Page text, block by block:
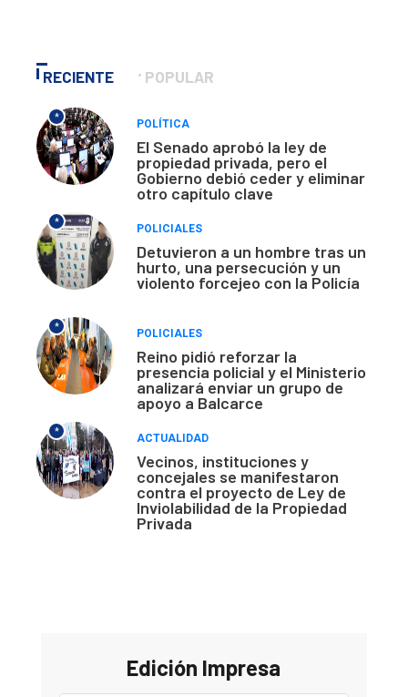
RECIENTE POPULAR
*
POLÍTICA
El Senado aprobó la ley de
propiedad privada, pero el
Gobierno debió ceder y eliminar
otro capítulo clave
*
POLICIALES
Detuvieron a un hombre tras un
hurto, una persecución y un
violento forcejeo con la Policía
*
POLICIALES
Reino pidió reforzar la
presencia policial y el Ministerio
analizará enviar un grupo de
apoyo a Balcarce
*
ACTUALIDAD
Vecinos, instituciones y
concejales se manifestaron
contra el proyecto de Ley de
Inviolabilidad de la Propiedad
Privada
Edición Impresa